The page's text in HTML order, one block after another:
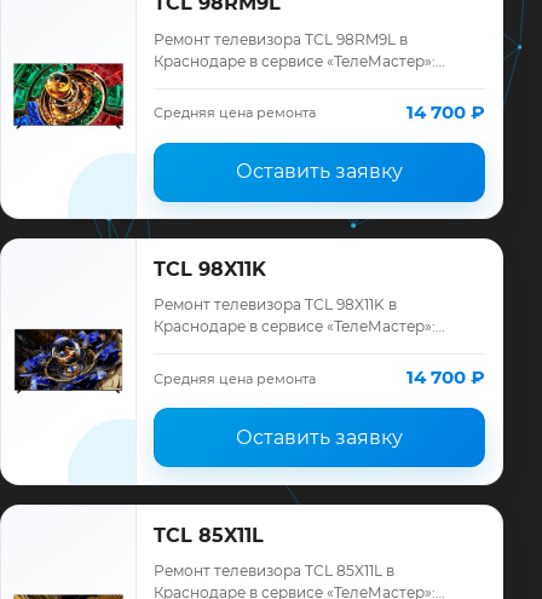
Ремонт телевизора TCL 98RM9L в
Краснодаре в сервисе «ТелеМастер»:
ремонта, запчасти и гарантия до 12
Средняя цена ремонта 14 700 ₽
Оставить заявку
TCL 98X11K
Ремонт телевизора TCL 98X11K в
Краснодаре в сервисе «ТелеМастер»:
ремонта, запчасти и гарантия до 12
месяцев.
Средняя цена ремонта 14 700 ₽
Оставить заявку
TCL 85X11L
Ремонт телевизора TCL 85X11L в
Краснодаре в сервисе «ТелеМастер»: